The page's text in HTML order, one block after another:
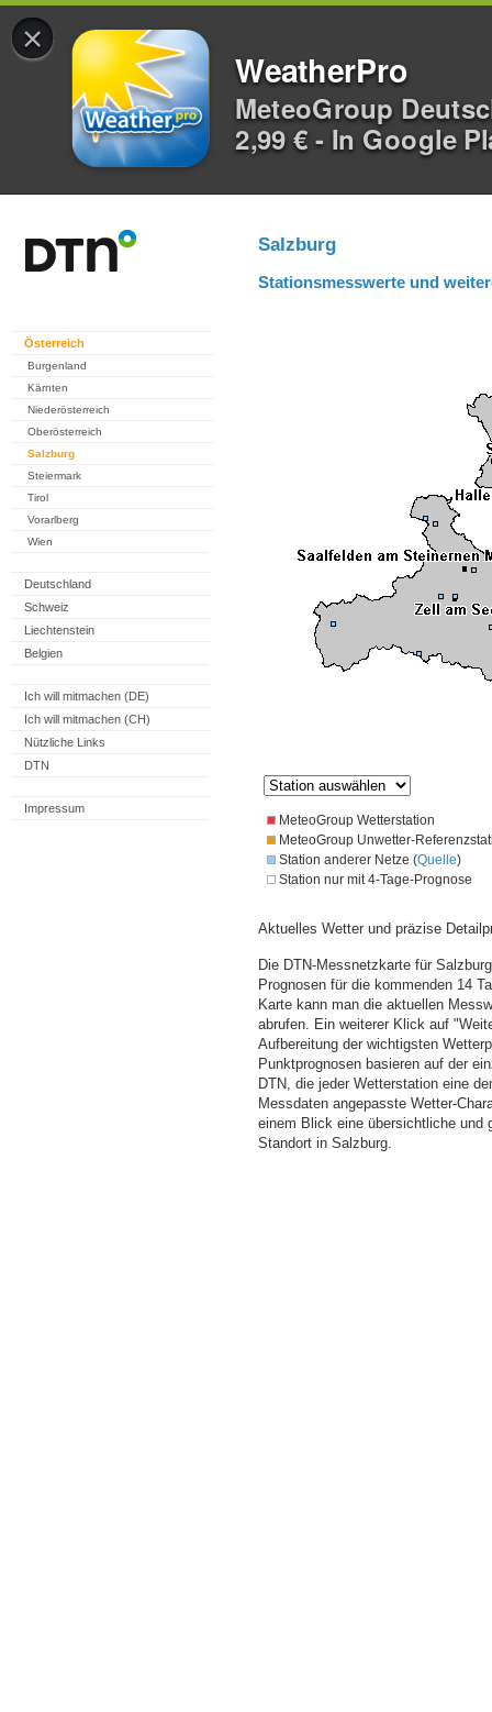
×
WeatherPro
MeteoGroup
2,99 € - In Google
Österreich
Burgenland
Kärnten
Niederösterreich
Oberösterreich
Salzburg
Steiermark
Tirol
Vorarlberg
Wien
Deutschland
Schweiz
Liechtenstein
Belgien
Ich will mitmachen (DE)
Ich will mitmachen (CH)
Nützliche Links
DTN
Impressum
Salzburg
Stationsmesswerte und
MeteoGroup Wetterstation
MeteoGroup Unwetter-
Station anderer Netze (Quelle)
Station nur mit 4-Tage-Prognose
Aktuelles Wetter und präzise
Die DTN-Messnetzkarte für
Prognosen für die kommenden 14
Karte kann man die aktuellen
abrufen. Ein weiterer Klick auf
Aufbereitung der wichtigsten
Punktprognosen basieren auf der
DTN, die jeder Wetterstation eine
Messdaten angepasste Wetter-
einem Blick eine übersichtliche und
Standort in Salzburg.